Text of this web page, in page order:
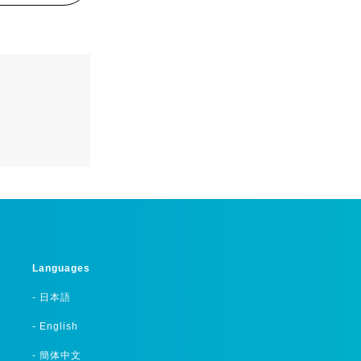
Languages
- 日本語
- English
- 簡体中文